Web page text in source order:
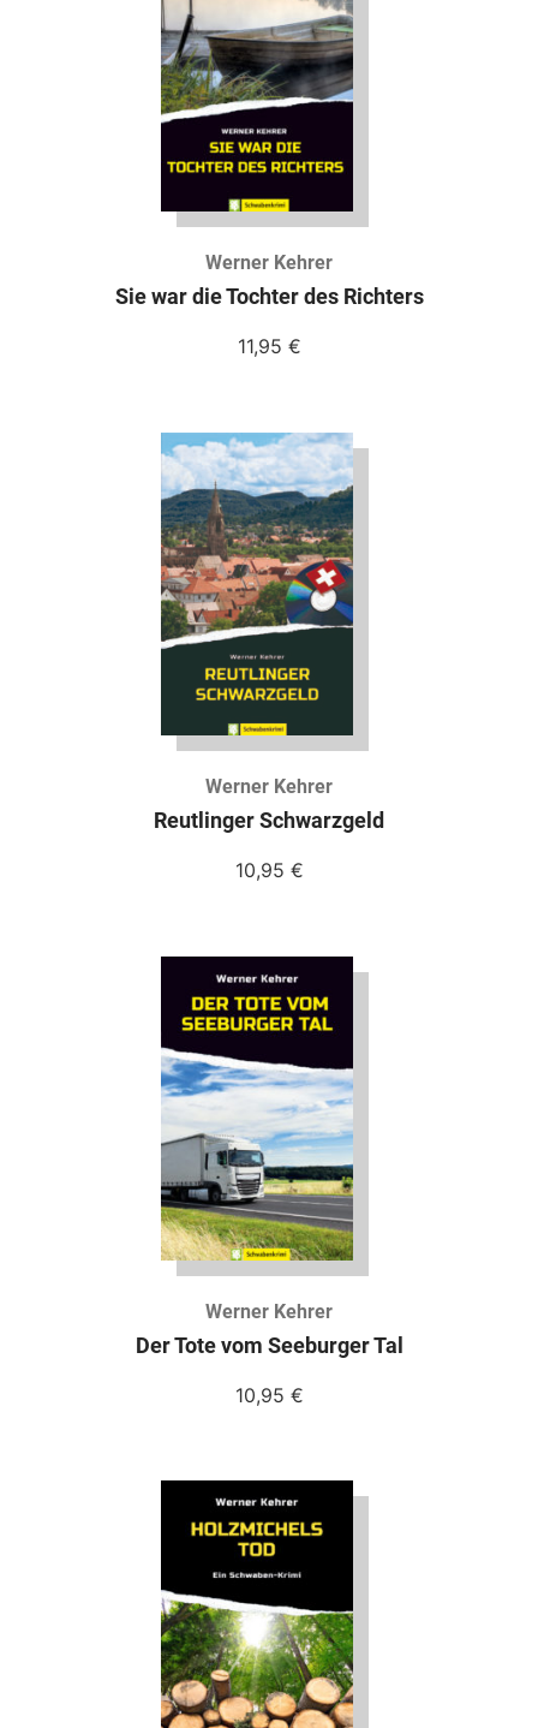
Werner Kehrer
Sie war die Tochter des Richters
11,95 €
Werner Kehrer
Reutlinger Schwarzgeld
10,95 €
Werner Kehrer
Der Tote vom Seeburger Tal
10,95 €